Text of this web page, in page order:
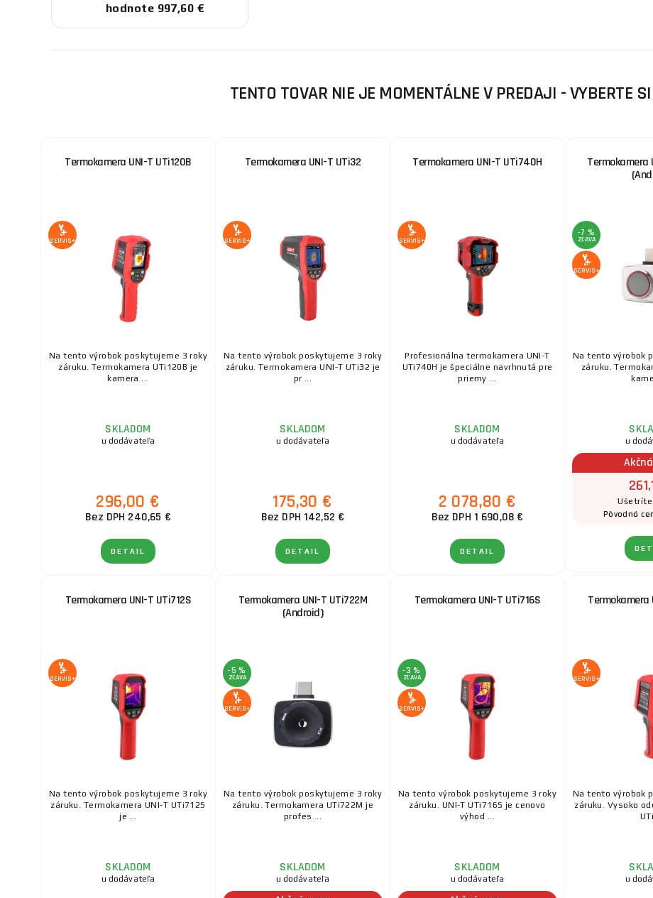
hodnote 997,60 €
TENTO TOVAR NIE JE MOMENTÁLNE V PREDAJI - VYBERTE
Termokamera UNI-T UTi120B
SERVIS+
Na tento výrobok poskytujeme 3 roky
záruku. Termokamera UTi120B je
kamera ...
SKLADOM
u dodávateľa
296,00 €
Bez DPH 240,65 €
DETAIL
Termokamera UNI-T UTi32
SERVIS+
Na tento výrobok poskytujeme 3 roky
záruku. Termokamera UNI-T UTi32 je
pr ...
SKLADOM
u dodávateľa
175,30 €
Bez DPH 142,52 €
DETAIL
Termokamera UNI-T UTi740H
SERVIS+
Profesionálna termokamera UNI-T
UTi740H je špeciálne navrhnutá pre
priemy ...
SKLADOM
u dodávateľa
2 078,80 €
Bez DPH 1 690,08 €
DETAIL
Termokamera
-7 %
ZĽAVA
SERVIS+
Na tento výrobok
záruku.
u
Pôvodná
Termokamera UNI-T UTi712S
SERVIS+
Na tento výrobok poskytujeme 3 roky
záruku. Termokamera UNI-T UTi712S
je ...
SKLADOM
u dodávateľa
Termokamera UNI-T UTi722M
(Android)
-5 %
ZĽAVA
SERVIS+
Na tento výrobok poskytujeme 3 roky
záruku. Termokamera UTi722M je
profes ...
SKLADOM
u dodávateľa
Termokamera UNI-T UTi716S
-3 %
ZĽAVA
SERVIS+
Na tento výrobok poskytujeme 3 roky
záruku. UNI-T UTi716S je cenovo
výhod ...
SKLADOM
u dodávateľa
Termokamera
SERVIS+
Na tento výrobok
záruku. Vysoko
u